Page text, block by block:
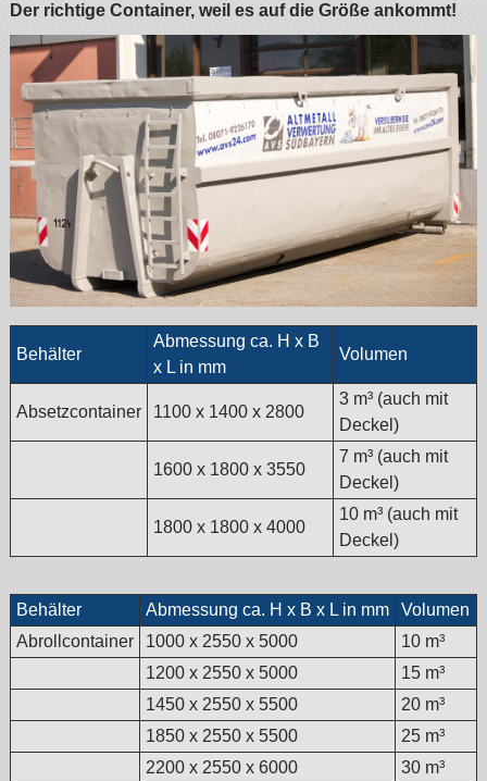
Der richtige Container, weil es auf die Größe ankommt!
Behälter
Abmessung ca. H x B
x L in mm
Volumen
Absetzcontainer 1100 x 1400 x 2800
3 m³ (auch mit
Deckel)
1600 x 1800 x 3550
7 m³ (auch mit
Deckel)
1800 x 1800 x 4000
10 m³ (auch mit
Deckel)
Behälter Abmessung ca. H x B x L in mm
Volumen
Abrollcontainer
1000 x 2550 x 5000
10 m³
1200 x 2550 x 5000
15 m³
1450 x 2550 x 5500
20 m³
1850 x 2550 x 5500
25 m³
2200 x 2550 x 6000
30 m³